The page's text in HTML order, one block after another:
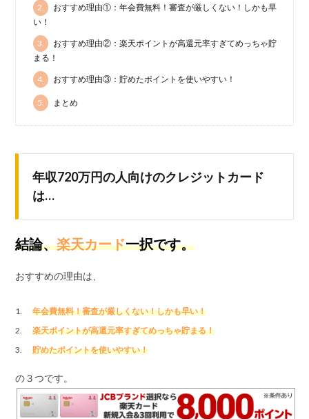
2.
おすすめ理由①：年会費無料！審査が厳しくない！しかも早
い！
3.
おすすめ理由②：楽天ポイントが高還元率すぎてめっちゃ貯
まる！
4. おすすめ理由③：貯めたポイントを使いやすい！
5. まとめ
年収720万円の人向けのクレジットカード
は…
結論、楽天カード一択です。
おすすめの理由は、
年会費無料！審査が厳しくない！しかも早い！
楽天ポイントが高還元率すぎてめっちゃ貯まる！
貯めたポイントを使いやすい！
の３つです。